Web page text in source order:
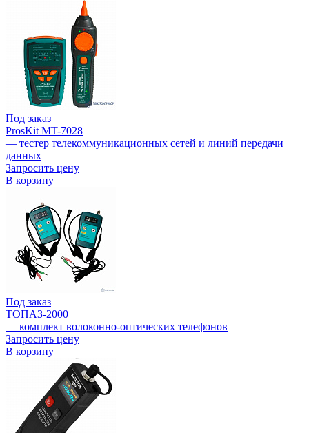
Под заказ
ProsKit MT-7028
— тестер телекоммуникационных сетей и линий передачи
данных
Запросить цену
В корзину
Под заказ
ТОПАЗ-2000
— комплект волоконно-оптических телефонов
Запросить цену
В корзину